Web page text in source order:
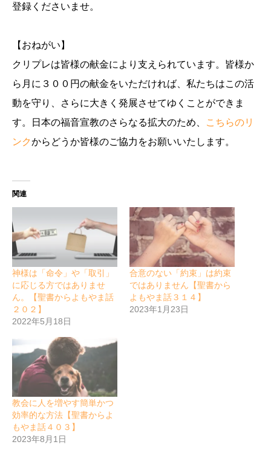
登録くださいませ。
【おねがい】
クリプレは皆様の献金により支えられています。皆様か
ら月に３００円の献金をいただければ、私たちはこの活
動を守り、さらに大きく発展させてゆくことができま
す。日本の福音宣教のさらなる拡大のため、
こちらのリ
ンクからどうか皆様のご協力をお願いいたします。
関連
神様は「命令」や「取引」
に応じる方ではありませ
ん。【聖書からよもやま話
２０２】
2022年5月18日
合意のない「約束」は約束
ではありません【聖書から
よもやま話３１４】
2023年1月23日
教会に人を増やす簡単かつ
効率的な方法【聖書からよ
もやま話４０３】
2023年8月1日